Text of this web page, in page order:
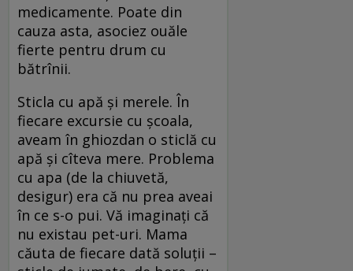
medicamente. Poate din
cauza asta, asociez ouăle
fierte pentru drum cu
bătrînii.
Sticla cu apă și merele. În
fiecare excursie cu școala,
aveam în ghiozdan o sticlă cu
apă și cîteva mere. Problema
cu apa (de la chiuvetă,
desigur) era că nu prea aveai
în ce s-o pui. Vă imaginați că
nu existau pet-uri. Mama
căuta de fiecare dată soluții –